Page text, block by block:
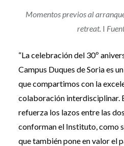
Momentos previos al
retreat. I
“La celebración del 30º
Campus Duques de Soria es
que compartimos con la
colaboración interdisciplinar.
refuerza los lazos entre las
conforman el Instituto, como
que también pone en valor el